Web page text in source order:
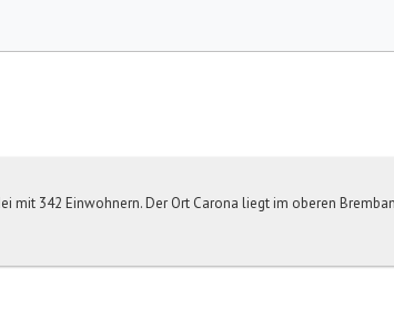
mit 342 Einwohnern. Der Ort Carona liegt im oberen